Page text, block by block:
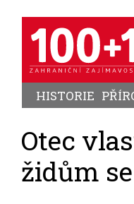
HISTORIE
Otec
židům